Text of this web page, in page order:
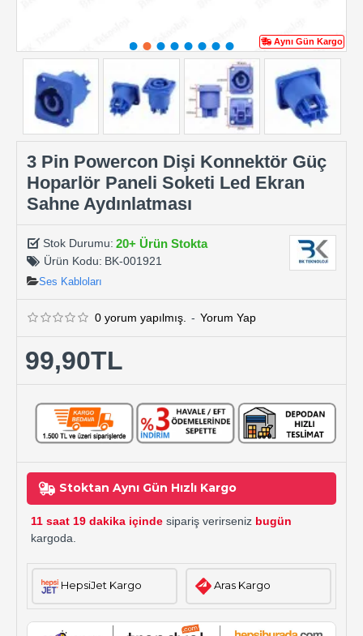
Aynı Gün Kargo
3 Pin Powercon Dişi Konnektör Güç
Hoparlör Paneli Soketi Led Ekran
Sahne Aydınlatması
Stok Durumu: 20+ Ürün Stokta
Ürün Kodu: BK-001921
Ses Kabloları
0 yorum yapılmış. - Yorum Yap
99,90TL
Stoktan Aynı Gün Hızlı Kargo
11 saat 19 dakika içinde sipariş verirseniz bugün
kargoda.
HepsiJet Kargo Aras Kargo